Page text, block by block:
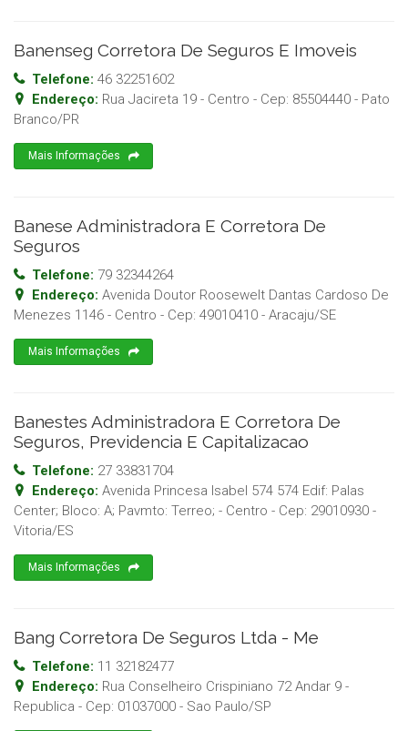
Banenseg Corretora De Seguros E Imoveis
Telefone: 46 32251602
Endereço: Rua Jacireta 19 - Centro - Cep: 85504440 - Pato
Branco/PR
Mais Informações
Banese Administradora E Corretora De
Seguros
Telefone: 79 32344264
Endereço: Avenida Doutor Roosewelt Dantas Cardoso De
Menezes 1146 - Centro - Cep: 49010410 - Aracaju/SE
Mais Informações
Banestes Administradora E Corretora De
Seguros, Previdencia E Capitalizacao
Telefone: 27 33831704
Endereço: Avenida Princesa Isabel 574 574 Edif: Palas
Center; Bloco: A; Pavmto: Terreo; - Centro - Cep: 29010930 -
Vitoria/ES
Mais Informações
Bang Corretora De Seguros Ltda - Me
Telefone: 11 32182477
Endereço: Rua Conselheiro Crispiniano 72 Andar 9 -
Republica - Cep: 01037000 - Sao Paulo/SP